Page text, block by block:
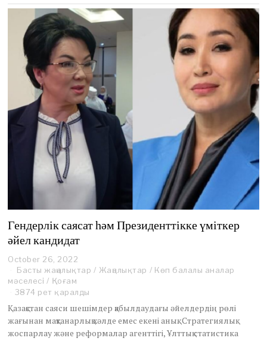
Гендерлік саясат һәм Президенттікке үміткер
әйел кандидат
October 26, 2022
c
o
e
r
2
Басты жаңалықтар / Жаңалықтар / Көп балалы аналар
мәселесі / Қоғам
3874 рет қаралды
Қазақстан саяси шешімдер қабылдаудағы әйелдердің рөлі
жағынан мақтанарлық хәлде емес екені анық. Стратегиялық
жоспарлау және реформалар агенттігі, Ұлттық статистика